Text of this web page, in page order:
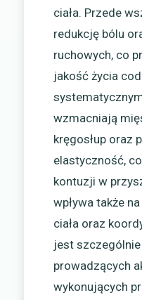
ciała. Przede
redukcję bólu
ruchowych, co
jakość życia
wzmacniają
kręgosłup oraz
elastyczność,
kontuzji w
wpływa także
ciała oraz
jest
prowadzących
wykonujących